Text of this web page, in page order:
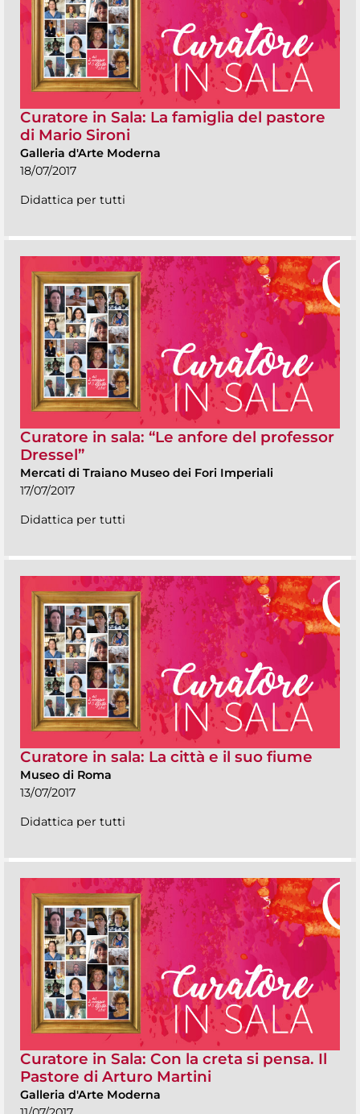
Curatore in Sala: La famiglia del pastore
di Mario Sironi
Galleria d'Arte Moderna
18/07/2017
Didattica per tutti
Curatore in sala: “Le anfore del professor
Dressel”
Mercati di Traiano Museo dei Fori Imperiali
17/07/2017
Didattica per tutti
Curatore in sala: La città e il suo fiume
Museo di Roma
13/07/2017
Didattica per tutti
Curatore in Sala: Con la creta si pensa. Il
Pastore di Arturo Martini
Galleria d'Arte Moderna